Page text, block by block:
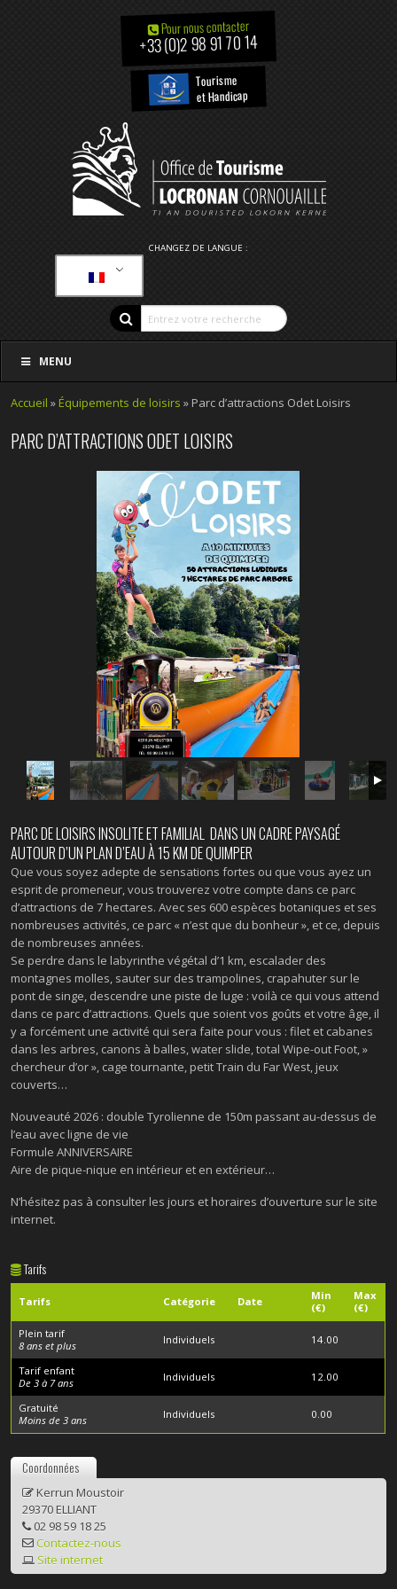
Pour nous contacter
+33 (0)2 98 91 70 14
Tourisme
et Handicap
CHANGEZ DE LANGUE :
MENU
Accueil » Équipements de loisirs » Parc d’attractions Odet Loisirs
PARC D’ATTRACTIONS ODET LOISIRS
PARC DE LOISIRS INSOLITE ET FAMILIAL DANS UN CADRE PAYSAGÉ
AUTOUR D’UN PLAN D’EAU À 15 KM DE QUIMPER
Que vous soyez adepte de sensations fortes ou que vous ayez un
esprit de promeneur, vous trouverez votre compte dans ce parc
d’attractions de 7 hectares. Avec ses 600 espèces botaniques et ses
nombreuses activités, ce parc « n’est que du bonheur », et ce, depuis
de nombreuses années.
Se perdre dans le labyrinthe végétal d’1 km, escalader des
montagnes molles, sauter sur des trampolines, crapahuter sur le
pont de singe, descendre une piste de luge : voilà ce qui vous attend
dans ce parc d’attractions. Quels que soient vos goûts et votre âge, il
y a forcément une activité qui sera faite pour vous : filet et cabanes
dans les arbres, canons à balles, water slide, total Wipe-out Foot, »
chercheur d’or », cage tournante, petit Train du Far West, jeux
couverts…
Nouveauté 2026 : double Tyrolienne de 150m passant au-dessus de
l’eau avec ligne de vie
Formule ANNIVERSAIRE
Aire de pique-nique en intérieur et en extérieur…
N’hésitez pas à consulter les jours et horaires d’ouverture sur le site
internet.
Tarifs
Tarifs Catégorie Date
Min
(€)
Max
(€)
Plein tarif
8 ans et plus
Individuels 14.00
Tarif enfant
De 3 à 7 ans
Individuels 12.00
Gratuité
Moins de 3 ans
Individuels 0.00
Coordonnées
Kerrun Moustoir
29370 ELLIANT
02 98 59 18 25
Contactez-nous
Site internet